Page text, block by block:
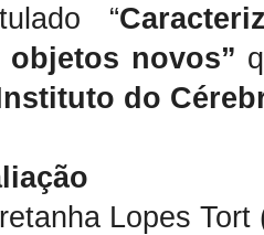
“
objetos novos”
do
Lopes Tort